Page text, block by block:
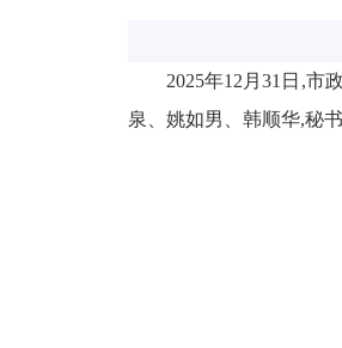
2025年12 月31 日,市
泉、姚如男、韩顺华,秘